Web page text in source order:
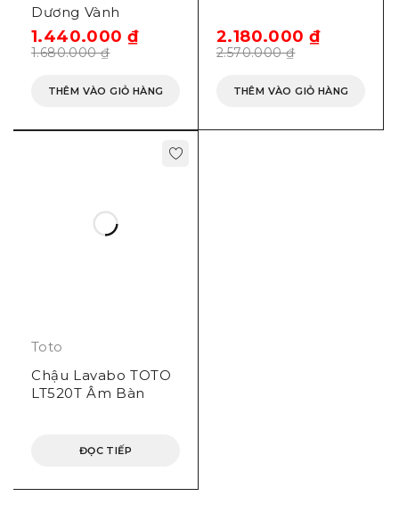
Dương Vành
1.680.000₫
1.440.000₫
THÊM VÀO GIỎ HÀNG
2.570.000₫
2.180.000₫
THÊM VÀO GIỎ HÀNG
Toto
Chậu Lavabo TOTO
LT520T Âm Bàn
ĐỌC TIẾP